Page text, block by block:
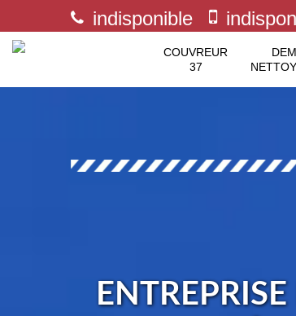
indisponible
COUVREUR
37